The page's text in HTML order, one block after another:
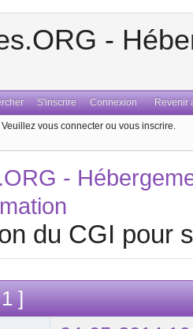
-
S'inscrire Connexion Revenir
Veuillez vous connecter ou vous inscrire.
-
du CGI pour
]